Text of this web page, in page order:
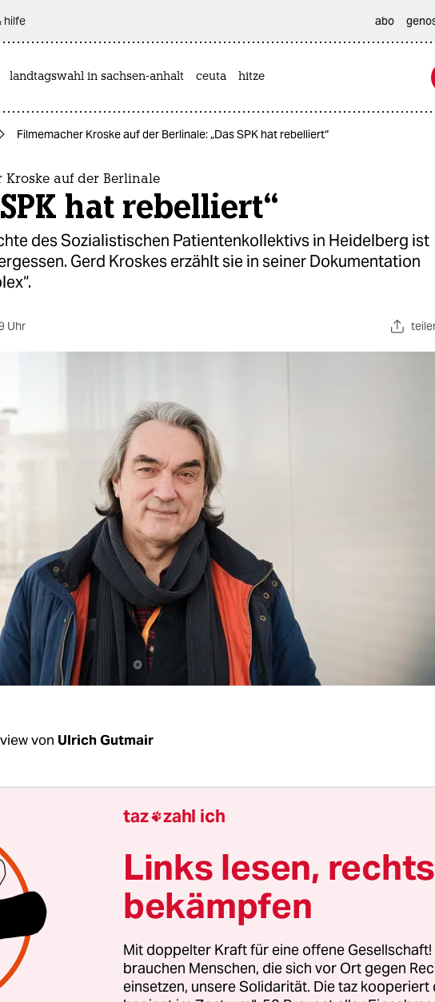
hilfe abo
landtagswahl in sachsen-anhalt ceuta hitze
Filmemacher Kroske auf der Berlinale: „Das SPK hat rebelliert“
Kroske auf der Berlinale
hat rebelliert“
des Sozialistischen Patientenkollektivs in Heidelberg ist
Gerd Kroskes erzählt sie in seiner Dokumentation
Uhr
von Ulrich Gutmair
„SPK Komplex“ lässt viele Protagonisten der
kommen. Aber ihr Spiritus Rector, Wolfgang Huber,
sein Aufenthaltsort unbekannt ist, können Sie seine
mittels alter Filmaufnahmen, Fotos und Tonmitschnitte
Wie würden Sie ihn beschreiben?
Ich hatte nicht den Ansatz, ein Huber-Porträt zu
wollte das SPK-Konzept, dem es um Aufhebung von
ging, filmisch widerspiegeln. Huber muss großes
taz zahl ich
Links lesen, rechts
bekämpfen
Mit doppelter Kraft für eine offene
brauchen Menschen, die sich vor Ort gegen
einsetzen, unsere Solidarität. Die taz kooperiert